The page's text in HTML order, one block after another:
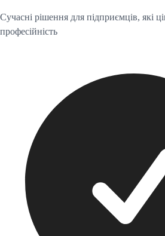
Сучасні рішення для підприємців, які
професійність